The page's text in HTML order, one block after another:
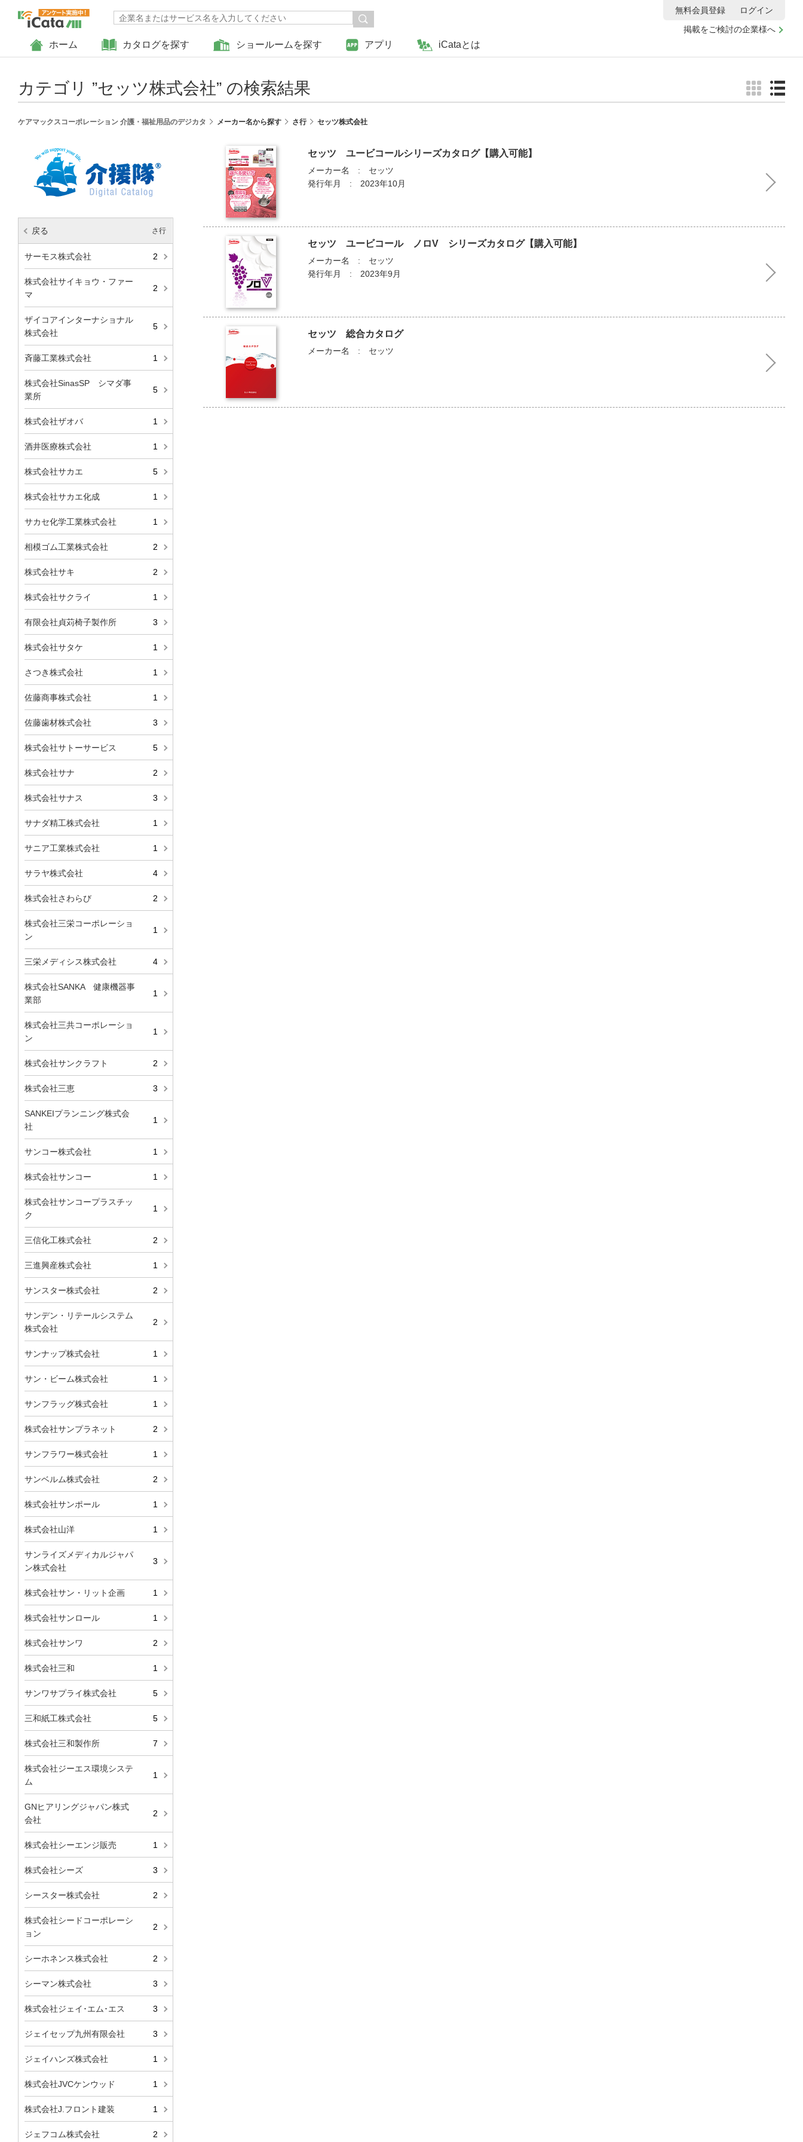
ホーム カタログを探す ショールームを探す アプリ iCataとは
掲載をご検討の企業様へ
無料会員登録 ログイン
カテゴリ ”セッツ株式会社” の検索結果
ケアマックスコーポレーション 介護・福祉用品のデジカタ メーカー名から探す さ行 セッツ株式会社
戻る さ行
サーモス株式会社 2
株式会社サイキョウ・ファー
マ
2
ザイコアインターナショナル
株式会社
5
斉藤工業株式会社 1
株式会社SinasSP シマダ事
業所
5
株式会社ザオバ 1
酒井医療株式会社 1
株式会社サカエ 5
株式会社サカエ化成 1
サカセ化学工業株式会社 1
相模ゴム工業株式会社 2
株式会社サキ 2
株式会社サクライ 1
有限会社貞苅椅子製作所 3
株式会社サタケ 1
さつき株式会社 1
佐藤商事株式会社 1
佐藤歯材株式会社 3
株式会社サトーサービス 5
株式会社サナ 2
株式会社サナス 3
サナダ精工株式会社 1
サニア工業株式会社 1
サラヤ株式会社 4
株式会社さわらび 2
株式会社三栄コーポレーショ
ン
1
三栄メディシス株式会社 4
株式会社SANKA 健康機器事
業部
1
株式会社三共コーポレーショ
ン
1
株式会社サンクラフト 2
株式会社三恵 3
SANKEIプランニング株式会
社
1
サンコー株式会社 1
株式会社サンコー 1
株式会社サンコープラスチッ
ク
1
三信化工株式会社 2
三進興産株式会社 1
サンスター株式会社 2
サンデン・リテールシステム
株式会社
2
サンナップ株式会社 1
サン・ビーム株式会社 1
サンフラッグ株式会社 1
株式会社サンプラネット 2
サンフラワー株式会社 1
サンベルム株式会社 2
株式会社サンポール 1
株式会社山洋 1
サンライズメディカルジャパ
ン株式会社
3
株式会社サン・リット企画 1
株式会社サンロール 1
株式会社サンワ 2
株式会社三和 1
サンワサプライ株式会社 5
三和紙工株式会社 5
株式会社三和製作所 7
株式会社ジーエス環境システ
ム
1
GNヒアリングジャパン株式
会社
2
株式会社シーエンジ販売 1
株式会社シーズ 3
シースター株式会社 2
株式会社シードコーポレーシ
ョン
2
シーホネンス株式会社 2
シーマン株式会社 3
株式会社ジェイ･エム･エス 3
ジェイセップ九州有限会社 3
ジェイハンズ株式会社 1
株式会社JVCケンウッド 1
株式会社J.フロント建装 1
ジェフコム株式会社 2
セッツ ユービコールシリーズカタログ【購入可能】
メーカー名 : セッツ
発行年月 : 2023年10月
セッツ ユービコール ノロV シリーズカタログ【購入可能】
メーカー名 : セッツ
発行年月 : 2023年9月
セッツ 総合カタログ
メーカー名 : セッツ